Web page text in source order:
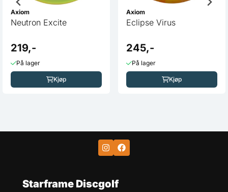
Axiom
Neutron Excite
219,-
På lager
Kjøp
Axiom
Eclipse Virus
245,-
På lager
Kjøp
Starframe Discgolf